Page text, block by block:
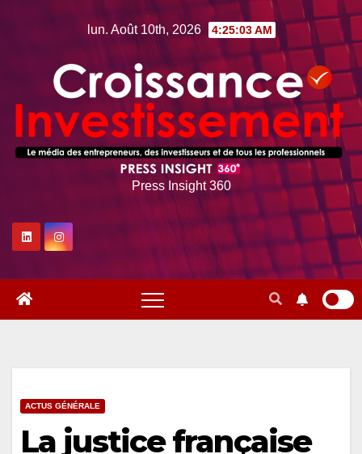
lun. Août 10th, 2026 4:25:04 AM
Press Insight 360
ACTUS GÉNÉRALE
La justice française